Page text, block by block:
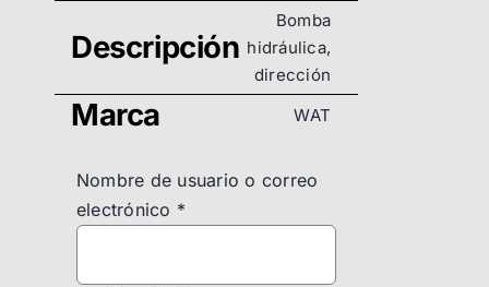
Descripción
Bomba
hidráulica,
dirección
Marca WAT
Nombre de usuario o correo
electrónico *